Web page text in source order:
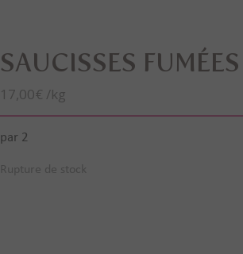
SAUCISSES FUMÉES
17,00€ /kg
par 2
Rupture de stock